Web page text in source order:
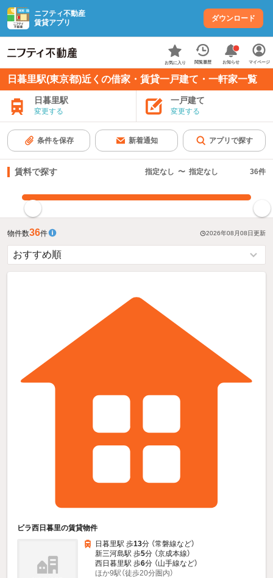
ニフティ不動産
賃貸アプリ
ダウンロード
お気に入り 閲覧履歴 お知らせ マイページ
日暮里駅(東京都)近くの借家・賃貸一戸建て・一軒家一覧
日暮里駅
変更する
一戸建て
変更する
条件を保存 新着通知 アプリで探す
賃料で探す 指定なし 〜 指定なし 36件
物件数36件 2026年08月08日更新
ビラ西日暮里の賃貸物件
日暮里駅 歩13分 （常磐線など）
新三河島駅 歩5分 （京成本線）
西日暮里駅 歩6分 （山手線など）
ほか9駅（徒歩20分圏内）